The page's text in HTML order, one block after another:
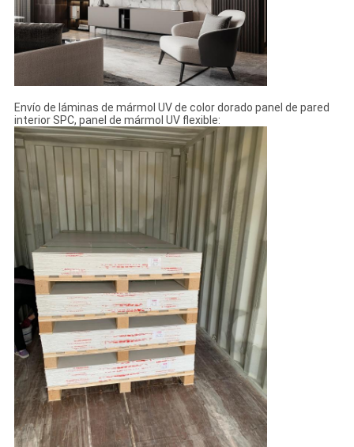
Envío de láminas de mármol UV de color dorado panel de pared
interior SPC, panel de mármol UV flexible: